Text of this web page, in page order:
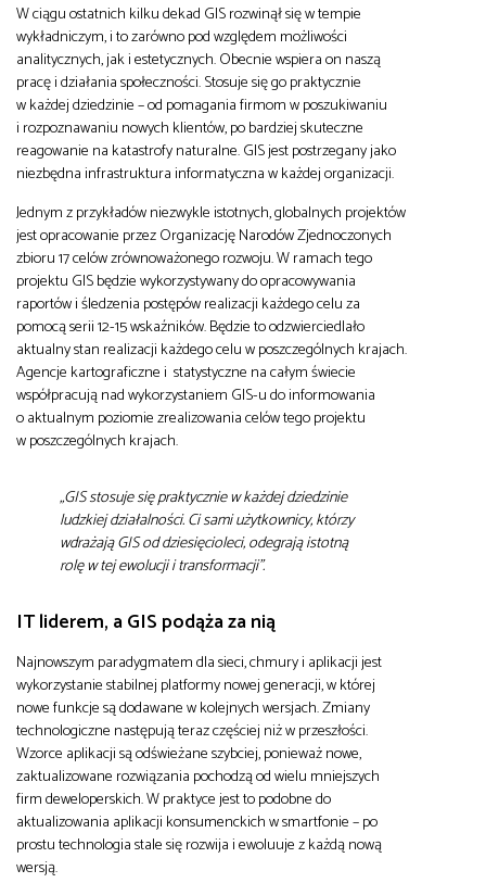
W ciągu ostatnich kilku dekad GIS rozwinął się w tempie
wykładniczym, i to zarówno pod względem możliwości
analitycznych, jak i estetycznych. Obecnie wspiera on naszą
pracę i działania społeczności. Stosuje się go praktycznie
w każdej dziedzinie – od pomagania firmom w poszukiwaniu
i rozpoznawaniu nowych klientów, po bardziej skuteczne
reagowanie na katastrofy naturalne. GIS jest postrzegany jako
niezbędna infrastruktura informatyczna w każdej organizacji.
Jednym z przykładów niezwykle istotnych, globalnych projektów
jest opracowanie przez Organizację Narodów Zjednoczonych
zbioru 17 celów zrównoważonego rozwoju. W ramach tego
projektu GIS będzie wykorzystywany do opracowywania
raportów i śledzenia postępów realizacji każdego celu za
pomocą serii 12-15 wskaźników. Będzie to odzwierciedlało
aktualny stan realizacji każdego celu w poszczególnych krajach.
Agencje kartograficzne i statystyczne na całym świecie
współpracują nad wykorzystaniem GIS-u do informowania
o aktualnym poziomie zrealizowania celów tego projektu
w poszczególnych krajach.
„GIS stosuje się praktycznie w każdej dziedzinie
ludzkiej działalności. Ci sami użytkownicy, którzy
wdrażają GIS od dziesięcioleci, odegrają istotną
rolę w tej ewolucji i transformacji”.
IT liderem, a GIS podąża za nią
Najnowszym paradygmatem dla sieci, chmury i aplikacji jest
wykorzystanie stabilnej platformy nowej generacji, w której
nowe funkcje są dodawane w kolejnych wersjach. Zmiany
technologiczne następują teraz częściej niż w przeszłości.
Wzorce aplikacji są odświeżane szybciej, ponieważ nowe,
zaktualizowane rozwiązania pochodzą od wielu mniejszych
firm deweloperskich. W praktyce jest to podobne do
aktualizowania aplikacji konsumenckich w smartfonie – po
prostu technologia stale się rozwija i ewoluuje z każdą nową
wersją.